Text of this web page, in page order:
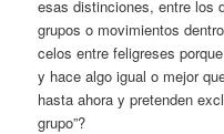
esas distinciones, entre los
grupos o movimientos
celos entre feligreses
y hace algo igual o mejor
hasta ahora y pretenden
grupo”?